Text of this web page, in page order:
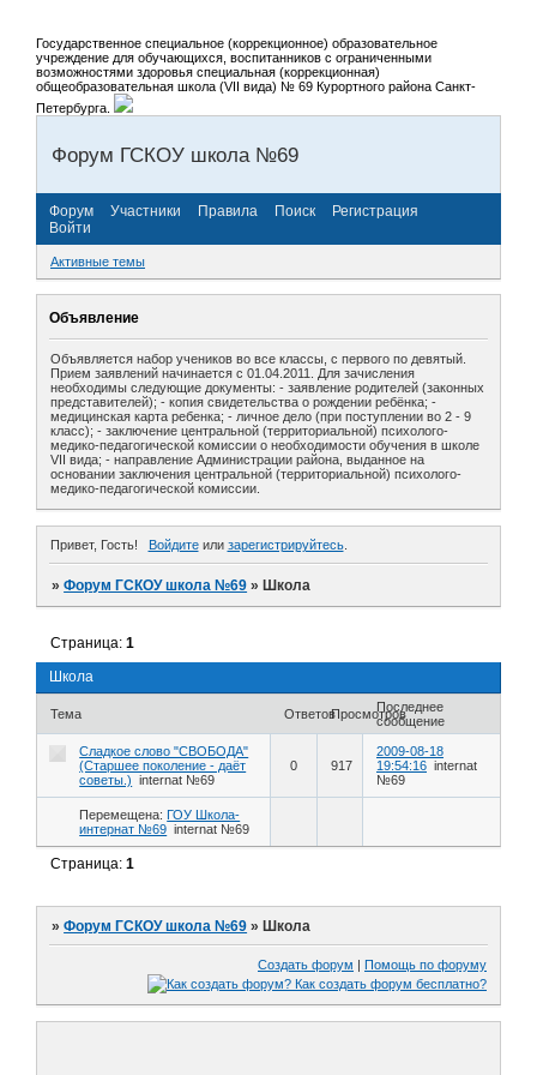
Государственное специальное (коррекционное) образовательное
учреждение для обучающихся, воспитанников с ограниченными
возможностями здоровья специальная (коррекционная)
общеобразовательная школа (VII вида) № 69 Курортного района Санкт-
Петербурга.
Форум ГСКОУ школа №69
Форум Участники Правила Поиск
Регистрация
Войти
Активные темы
Объявление
Объявляется набор учеников во все классы, с первого по девятый.
Прием заявлений начинается с 01.04.2011. Для зачисления
необходимы следующие документы: - заявление родителей (законных
представителей); - копия свидетельства о рождении ребёнка; -
медицинская карта ребенка; - личное дело (при поступлении во 2 - 9
класс); - заключение центральной (территориальной) психолого-
медико-педагогической комиссии о необходимости обучения в школе
VII вида; - направление Администрации района, выданное на
основании заключения центральной (территориальной) психолого-
медико-педагогической комиссии.
Привет, Гость! Войдитеили зарегистрируйтесь.
»Форум ГСКОУ школа №69 » Школа
Школа
Страница:1
Тема ОтветовПросмотровПоследнее
сообщение
Сладкое слово "СВОБОДА"
(Старшее поколение - даёт
советы.)
internat №69
0 917
2009-08-18
19:54:16 internat
№69
Перемещена: ГОУ Школа-
интернат №69 internat №69
Страница:1
»Форум ГСКОУ школа №69 » Школа
Создать форум | Помощь по форуму